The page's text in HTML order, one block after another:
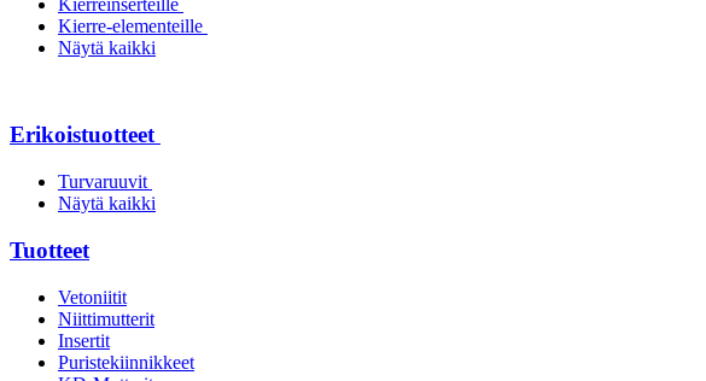
Kierre-elementeille
Näytä kaikki
Erikoistuotteet
Turvaruuvit
Näytä kaikki
Tuotteet
Vetoniitit
Niittimutterit
Insertit
Puristekiinnikkeet